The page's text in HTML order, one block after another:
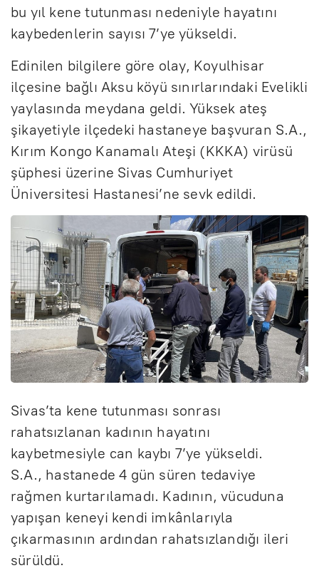
bu yıl kene tutunması nedeniyle hayatını
kaybedenlerin sayısı 7’ye yükseldi.
Edinilen bilgilere göre olay, Koyulhisar
ilçesine bağlı Aksu köyü sınırlarındaki Evelikli
yaylasında meydana geldi. Yüksek ateş
şikayetiyle ilçedeki hastaneye başvuran S.A.,
Kırım Kongo Kanamalı Ateşi (KKKA) virüsü
şüphesi üzerine Sivas Cumhuriyet
Üniversitesi Hastanesi’ne sevk edildi.
Sivas’ta kene tutunması sonrası
rahatsızlanan kadının hayatını
kaybetmesiyle can kaybı 7’ye yükseldi.
S.A., hastanede 4 gün süren tedaviye
rağmen kurtarılamadı. Kadının, vücuduna
yapışan keneyi kendi imkânlarıyla
çıkarmasının ardından rahatsızlandığı ileri
sürüldü.